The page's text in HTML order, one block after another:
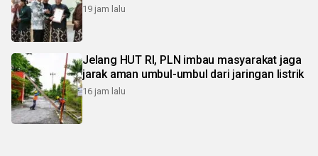
19 jam lalu
Jelang HUT RI, PLN imbau masyarakat jaga
jarak aman umbul-umbul dari jaringan listrik
16 jam lalu